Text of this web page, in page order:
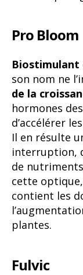
Pro Bloom
Biostimulant
son nom ne
de la
hormones
d’accélérer
Il en résulte
interruption,
de
cette
contient les
plantes.
Fulvic